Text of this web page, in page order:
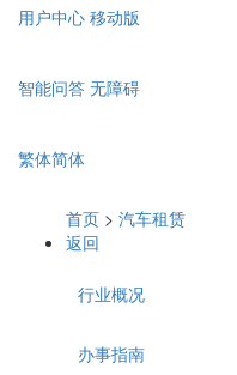
用户中心 移动版
智能问答 无障碍
繁体简体
首页 > 汽车租赁
返回
行业概况
办事指南